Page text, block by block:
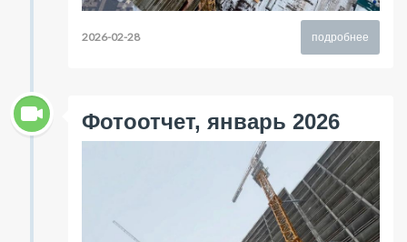
подробнее
2026-02-28
Фотоотчет, январь 2026